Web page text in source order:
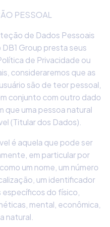
PESSOAL
de Dados Pessoais
Group presta seus
de Privacidade ou
consideraremos que as
são de teor pessoal,
conjunto com outro dado
que uma pessoa natural
(Titular dos Dados).
é aquela que pode ser
em particular por
um nome, um número
um identificador
específicos do físico,
mental, econômica,
natural.